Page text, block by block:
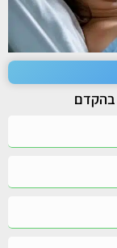
בהקדם